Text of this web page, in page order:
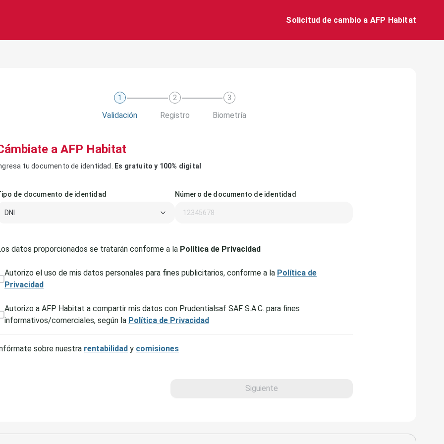
Solicitud de cambio a AFP Habitat
1
Validación
2
Registro
3
Biometría
a AFP Habitat
tu documento de identidad. Es gratuito y 100% digital
de documento de identidad
DNI
Número de documento de identidad
datos proporcionados se tratarán conforme a la Política de Privacidad
Autorizo el uso de mis datos personales para fines publicitarios, conforme a la Política de
Privacidad
Autorizo a AFP Habitat a compartir mis datos con Prudentialsaf SAF S.A.C. para fines
informativos/comerciales, según la Política de Privacidad
sobre nuestra rentabilidad y comisiones
Siguiente